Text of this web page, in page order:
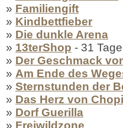
» Familiengift
» Kindbettfieber
» Die dunkle Arena
» 13terShop - 31
» Der Geschmack
» Am Ende des
» Sternstunden der
» Das Herz von
» Dorf Guerilla
» Freiwildzone